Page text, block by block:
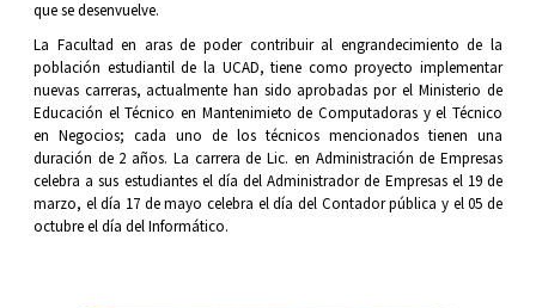
que se desenvuelve.
La Facultad en aras de poder contribuir al engrandecimiento de la
población estudiantil de la UCAD, tiene como proyecto implementar
nuevas carreras, actualmente han sido aprobadas por el Ministerio de
Educación el Técnico en Mantenimieto de Computadoras y el Técnico
en Negocios; cada uno de los técnicos mencionados tienen una
duración de 2 años. La carrera de Lic. en Administración de Empresas
celebra a sus estudiantes el día del Administrador de Empresas el 19 de
marzo, el día 17 de mayo celebra el día del Contador pública y el 05 de
octubre el día del Informático.